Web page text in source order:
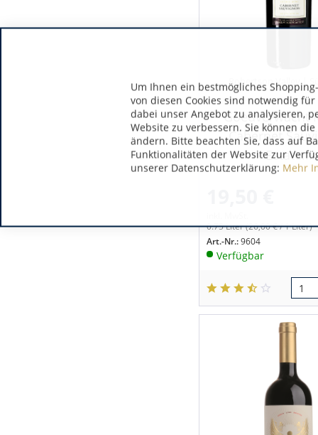
Robertson Valley |
Goedverwacht
Cabernet
Estate...
0.75 Liter(26,00 € / 1 Liter)
Art.-Nr.:9604
Verfügbar
Um Ihnen ein bestmögliches
von diesen Cookies sind notwendig
dabei unser Angebot zu analysieren,
Website zu verbessern. Sie können
ändern. Bitte beachten Sie, dass auf
Funktionalitäten der Website zur
unserer Datenschutzerklärung: Mehr